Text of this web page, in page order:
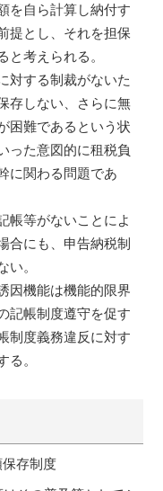
を自ら計算し納付す
提とし、それを担保
考えられる。
対する制裁がないた
存しない、さらに無
困難であるという状
った意図的に租税負
に関わる問題であ
帳等がないことによ
合にも、申告納税制
。
因機能は機能的限界
記帳制度遵守を促す
制度義務違反に対す
。
保存制度